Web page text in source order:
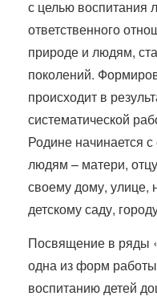
с целью воспитания
ответственного
природе и людям,
поколений.
происходит в
систематической
Родине начинается
людям – матери,
своему дому, улице,
детскому саду,
Посвящение в ряды
одна из форм
воспитанию детей